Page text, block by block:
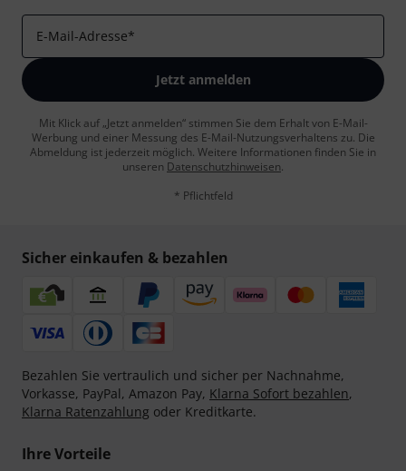
E-Mail-Adresse*
Jetzt anmelden
Mit Klick auf „Jetzt anmelden“ stimmen Sie dem Erhalt von E-Mail-
Werbung und einer Messung des E-Mail-Nutzungsverhaltens zu. Die
Abmeldung ist jederzeit möglich. Weitere Informationen finden Sie in
unseren Datenschutzhinweisen.
* Pflichtfeld
Sicher einkaufen & bezahlen
Bezahlen Sie vertraulich und sicher per Nachnahme,
Vorkasse, PayPal, Amazon Pay, Klarna Sofort bezahlen,
Klarna Ratenzahlung oder Kreditkarte.
Ihre Vorteile